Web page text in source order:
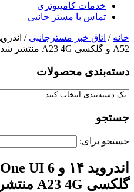
خدمات کامپیوتری
تماس با مستر جانبی
خانه / اتاق خبر مسترجانبی
A52 و گلکسی A23 4G منتشر شد
دسته‌بندی‌ محصولات
جستجو
جستجو برای:
گلکسی A23 4G منتشر شد